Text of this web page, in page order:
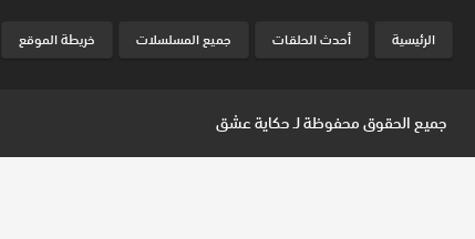
الرئيسية أحدث الحلقات جميع المسلسلات خريطة الموقع
جميع الحقوق محفوظة لـحكاية عشق